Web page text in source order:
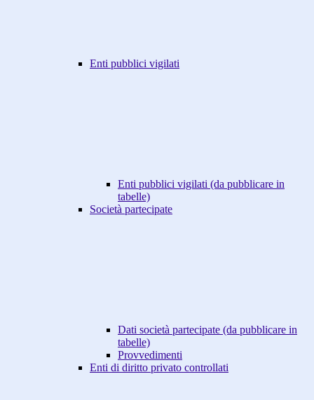
Enti pubblici vigilati
Enti pubblici vigilati (da pubblicare in
tabelle)
Società partecipate
Dati società partecipate (da pubblicare in
tabelle)
Provvedimenti
Enti di diritto privato controllati